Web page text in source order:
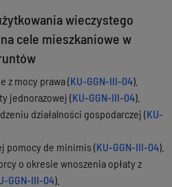
wieczystego
cele mieszkaniowe w
z mocy prawa (KU-GGN-III-04).
jednorazowej (KU-GGN-III-04).
działalności gospodarczej (KU-
pomocy de minimis (KU-GGN-III-04).
o okresie wnoszenia opłaty z
GGN-III-04).